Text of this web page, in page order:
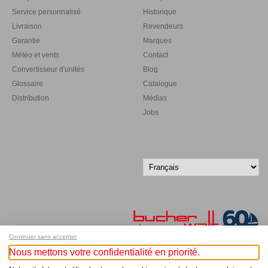
Service personnalisé
Livraison
Garantie
Météo et vents
Convertisseur d'unités
Glossaire
Distribution
Historique
Revendeurs
Marques
Contact
Blog
Catalogue
Médias
Jobs
Inscrivez-vous à notre newsletter !
Continuer sans accepter
Nous mettons votre confidentialité en priorité.